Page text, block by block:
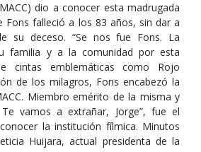
dio a conocer esta madrugada
Fons falleció a los 83 años, sin dar a
su deceso. “Se nos fue Fons. La
familia y a la comunidad por esta
cintas emblemáticas como Rojo
de los milagros, Fons encabezó la
Miembro emérito de la misma y
vamos a extrañar, Jorge”, fue el
la institución fílmica. Minutos
Huijara, actual presidenta de la